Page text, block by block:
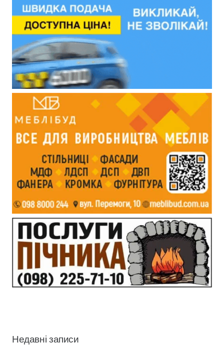
Недавні записи